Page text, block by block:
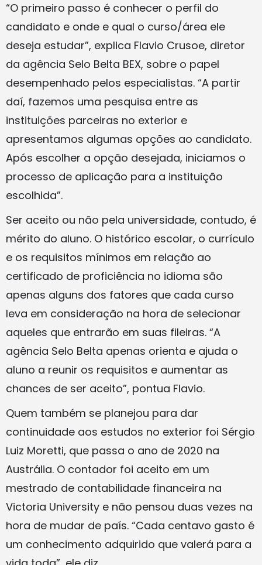
“O primeiro passo é conhecer o perfil do
candidato e onde e qual o curso/área ele
deseja estudar”, explica Flavio Crusoe, diretor
da agência Selo Belta BEX, sobre o papel
desempenhado pelos especialistas. “A partir
daí, fazemos uma pesquisa entre as
instituições parceiras no exterior e
apresentamos algumas opções ao candidato.
Após escolher a opção desejada, iniciamos o
processo de aplicação para a instituição
escolhida”.
Ser aceito ou não pela universidade, contudo, é
mérito do aluno. O histórico escolar, o currículo
e os requisitos mínimos em relação ao
certificado de proficiência no idioma são
apenas alguns dos fatores que cada curso
leva em consideração na hora de selecionar
aqueles que entrarão em suas fileiras. “A
agência Selo Belta apenas orienta e ajuda o
aluno a reunir os requisitos e aumentar as
chances de ser aceito”, pontua Flavio.
Quem também se planejou para dar
continuidade aos estudos no exterior foi Sérgio
Luiz Moretti, que passa o ano de 2020 na
Austrália. O contador foi aceito em um
mestrado de contabilidade financeira na
Victoria University e não pensou duas vezes na
hora de mudar de país. “Cada centavo gasto é
um conhecimento adquirido que valerá para a